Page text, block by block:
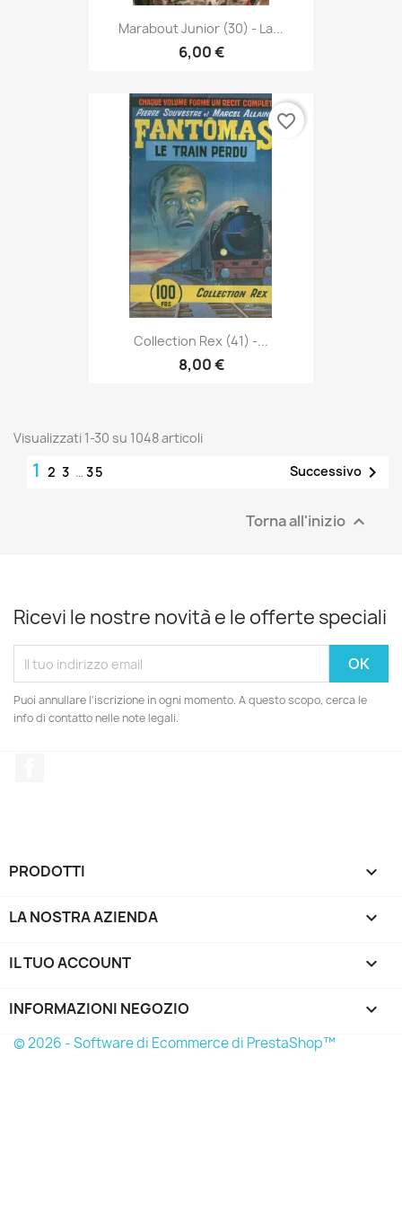
Marabout Junior (30) - La...
6,00 €
Collection Rex (41) -...
8,00 €
favorite_border
Visualizzati 1-30 su 1048 articoli
1 2 3 … 35 Successivo 
Torna all'inizio 
Ricevi le nostre novità e le offerte speciali
Puoi annullare l'iscrizione in ogni momento. A questo scopo, cerca le
info di contatto nelle note legali.
PRODOTTI 
LA NOSTRA AZIENDA 
IL TUO ACCOUNT 
INFORMAZIONI NEGOZIO keyboard_arrow_down
© 2026 - Software di Ecommerce di PrestaShop™